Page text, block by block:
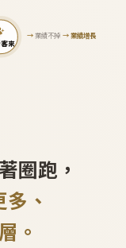
來
→業績不掉 →業績增長
圈跑，
、
。